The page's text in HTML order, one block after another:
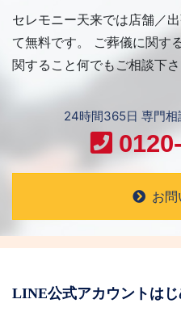
セレモニー天来では店舗／
て無料です。 ご葬儀に関す
関すること何でもご相談下さ
24時間365日 専門相
お
LINE公式アカウントはじ